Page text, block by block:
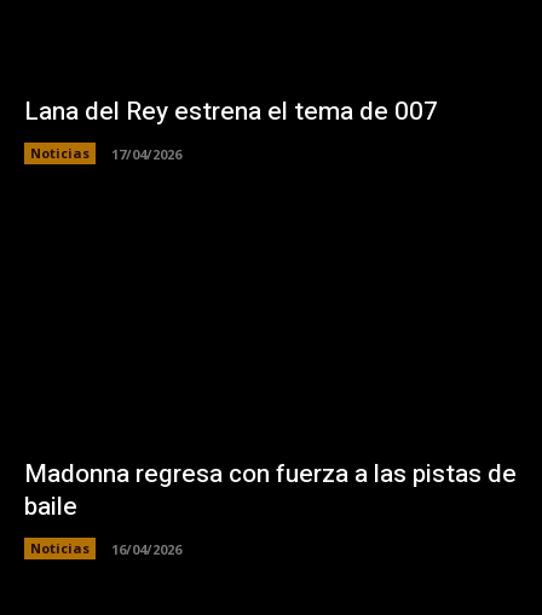
Lana del Rey estrena el tema de 007
Noticias 17/04/2026
Madonna regresa con fuerza a las pistas de
baile
Noticias 16/04/2026